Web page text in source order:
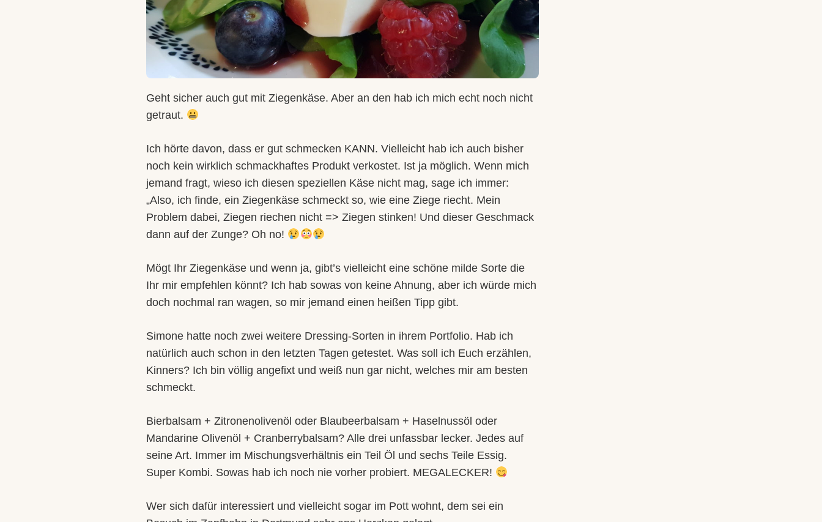
Geht sicher auch gut mit Ziegenkäse. Aber an den hab ich mich echt noch nicht
getraut.
Ich hörte davon, dass er gut schmecken KANN. Vielleicht hab ich auch bisher
noch kein wirklich schmackhaftes Produkt verkostet. Ist ja möglich. Wenn mich
jemand fragt, wieso ich diesen speziellen Käse nicht mag, sage ich immer:
„Also, ich finde, ein Ziegenkäse schmeckt so, wie eine Ziege riecht. Mein
Problem dabei, Ziegen riechen nicht => Ziegen stinken! Und dieser Geschmack
dann auf der Zunge? Oh no!
Mögt Ihr Ziegenkäse und wenn ja, gibt’s vielleicht eine schöne milde Sorte die
Ihr mir empfehlen könnt? Ich hab sowas von keine Ahnung, aber ich würde mich
doch nochmal ran wagen, so mir jemand einen heißen Tipp gibt.
Simone hatte noch zwei weitere Dressing-Sorten in ihrem Portfolio. Hab ich
natürlich auch schon in den letzten Tagen getestet. Was soll ich Euch erzählen,
Kinners? Ich bin völlig angefixt und weiß nun gar nicht, welches mir am besten
schmeckt.
Bierbalsam + Zitronenolivenöl oder Blaubeerbalsam + Haselnussöl oder
Mandarine Olivenöl + Cranberrybalsam? Alle drei unfassbar lecker. Jedes auf
seine Art. Immer im Mischungsverhältnis ein Teil Öl und sechs Teile Essig.
Super Kombi. Sowas hab ich noch nie vorher probiert. MEGALECKER!
Wer sich dafür interessiert und vielleicht sogar im Pott wohnt, dem sei ein